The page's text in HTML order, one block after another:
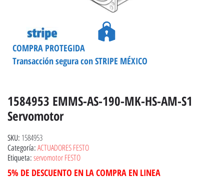
Transacción segura con STRIPE MÉXICO
COMPRA PROTEGIDA
1584953 EMMS-AS-190-MK-HS-AM-S1
Servomotor
SKU: 1584953
Categoría: ACTUADORES FESTO
Etiqueta: servomotor FESTO
5% DE DESCUENTO EN LA COMPRA EN LINEA